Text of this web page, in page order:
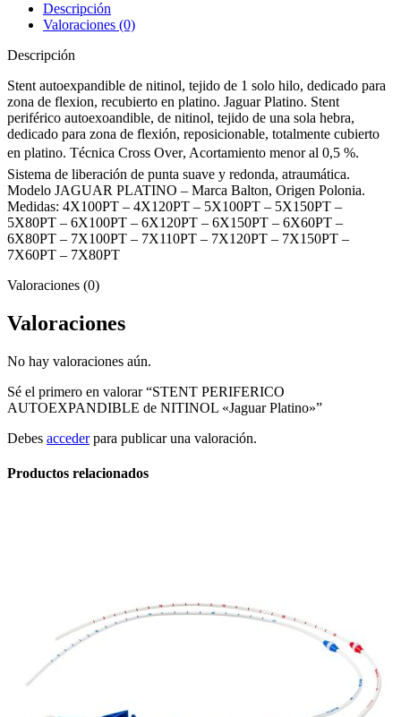
Descripción
Valoraciones (0)
Descripción
Stent autoexpandible de nitinol, tejido de 1 solo hilo, dedicado para
zona de flexion, recubierto en platino. Jaguar Platino. Stent
periférico autoexoandible, de nitinol, tejido de una sola hebra,
dedicado para zona de flexión, reposicionable, totalmente cubierto
en platino. Técnica Cross Over, Acortamiento menor al 0,5 %.
Sistema de liberación de punta suave y redonda, atraumática.
Modelo JAGUAR PLATINO – Marca Balton, Origen Polonia.
Medidas: 4X100PT – 4X120PT – 5X100PT – 5X150PT –
5X80PT – 6X100PT – 6X120PT – 6X150PT – 6X60PT –
6X80PT – 7X100PT – 7X110PT – 7X120PT – 7X150PT –
7X60PT – 7X80PT
Valoraciones (0)
Valoraciones
No hay valoraciones aún.
Sé el primero en valorar “STENT PERIFERICO
AUTOEXPANDIBLE de NITINOL «Jaguar Platino»”
Debes accederpara publicar una valoración.
Productos relacionados